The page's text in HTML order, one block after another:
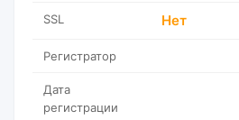
SSL Нет
Регистратор
Дата
регистрации